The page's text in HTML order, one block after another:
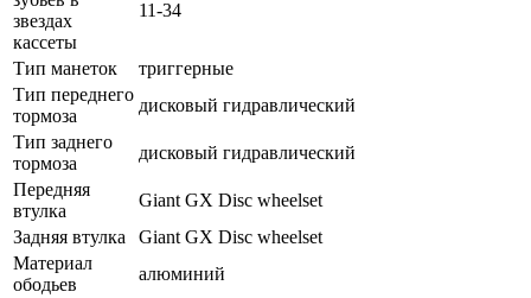
звездах
кассеты
11-34
Тип манеток
триггерные
Тип переднего
тормоза
дисковый гидравлический
Тип заднего
тормоза
дисковый гидравлический
Передняя
втулка
Giant GX Disc wheelset
Задняя втулка
Giant GX Disc wheelset
Материал
ободьев
алюминий